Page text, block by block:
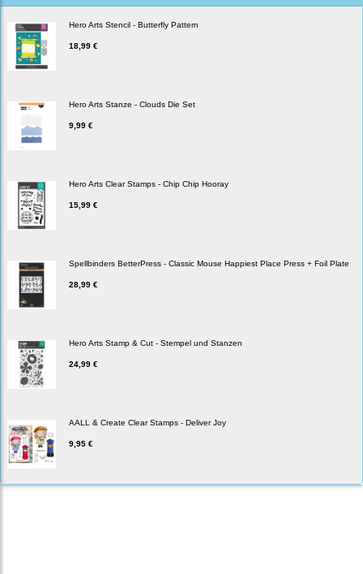
Hero Arts Stencil - Butterfly Pattern
18,99 €
Hero Arts Stanze - Clouds Die Set
9,99 €
Hero Arts Clear Stamps - Chip Chip Hooray
15,99 €
Spellbinders BetterPress - Classic Mouse Happiest Place Press + Foil Plate
28,99 €
Hero Arts Stamp & Cut - Stempel und Stanzen
24,99 €
AALL & Create Clear Stamps - Deliver Joy
9,95 €